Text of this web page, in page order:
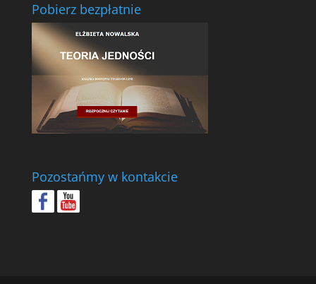
Pobierz bezpłatnie
Pozostańmy w kontakcie